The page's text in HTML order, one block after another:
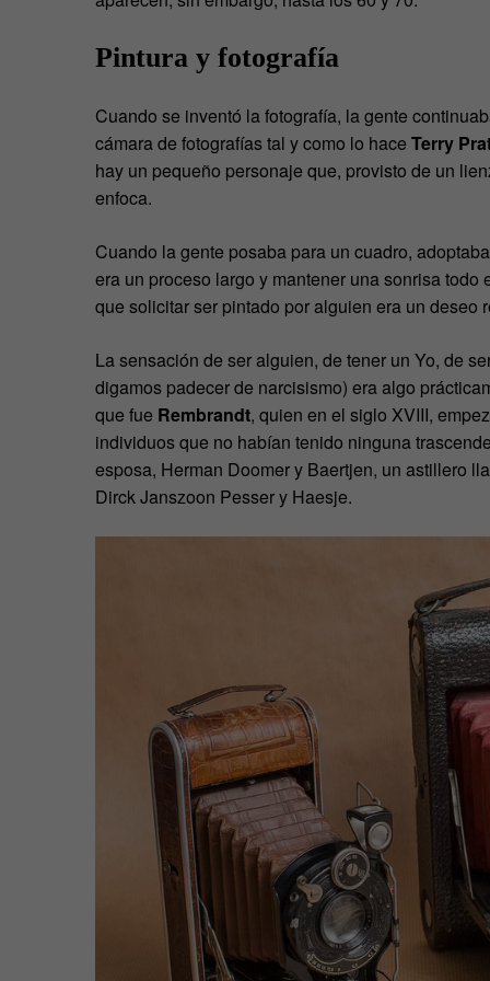
Pintura y fotografía
Cuando se inventó la fotografía, la gente
cámara de fotografías tal y como lo hace Terry
hay un pequeño personaje que, provisto de un
enfoca.
Cuando la gente posaba para un cuadro,
era un proceso largo y mantener una sonrisa
que solicitar ser pintado por alguien era un deseo
La sensación de ser alguien, de tener un Yo, de
digamos padecer de narcisismo) era algo
que fue Rembrandt, quien en el siglo XVIII,
individuos que no habían tenido ninguna
esposa, Herman Doomer y Baertjen, un astillero
Dirck Janszoon Pesser y Haesje.